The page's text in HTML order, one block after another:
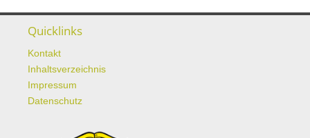
Quicklinks
Kontakt
Inhaltsverzeichnis
Impressum
Datenschutz